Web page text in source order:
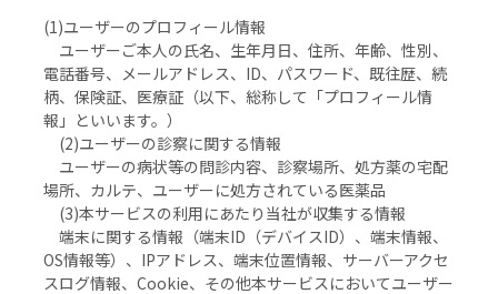
(1)ユーザーのプロフィール情報
ユーザーご本人の氏名、生年月日、住所、年齢、性別、
電話番号、メールアドレス、ID、パスワード、既往歴、続
柄、保険証、医療証（以下、総称して「プロフィール情
報」といいます。）
(2)ユーザーの診察に関する情報
ユーザーの病状等の問診内容、診察場所、処方薬の宅配
場所、カルテ、ユーザーに処方されている医薬品
(3)本サービスの利用にあたり当社が収集する情報
端末に関する情報（端末ID（デバイスID）、端末情報、
OS情報等）、IPアドレス、端末位置情報、サーバーアクセ
スログ情報、Cookie、その他本サービスにおいてユーザー